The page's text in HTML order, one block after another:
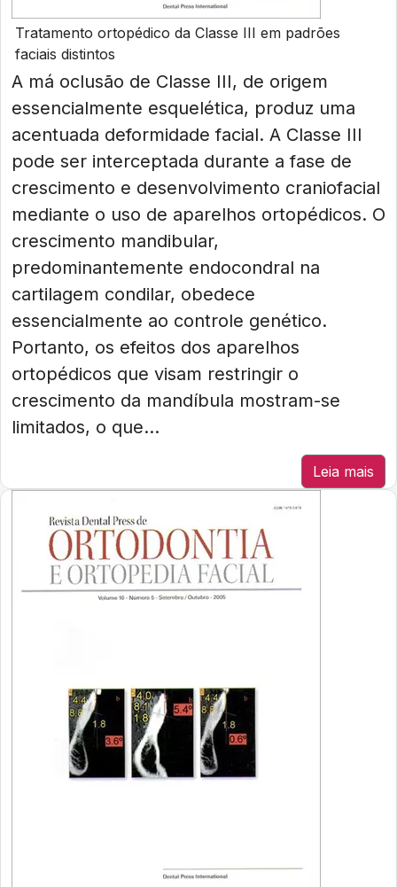
Tratamento ortopédico da Classe III em padrões
faciais distintos
A má oclusão de Classe III, de origem
essencialmente esquelética, produz uma
acentuada deformidade facial. A Classe III
pode ser interceptada durante a fase de
crescimento e desenvolvimento craniofacial
mediante o uso de aparelhos ortopédicos. O
crescimento mandibular,
predominantemente endocondral na
cartilagem condilar, obedece
essencialmente ao controle genético.
Portanto, os efeitos dos aparelhos
ortopédicos que visam restringir o
crescimento da mandíbula mostram-se
limitados, o que...
Leia mais